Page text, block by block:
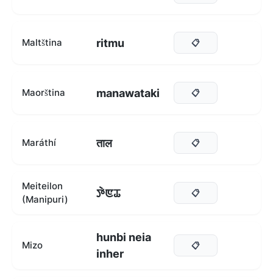
Maltština ritmu 📋
Maorština manawataki 📋
Maráthí ताल 📋
Meiteilon
(Manipuri)
ꯇꯥꯟꯊ 📋
Mizo
hunbi neia
inher
📋